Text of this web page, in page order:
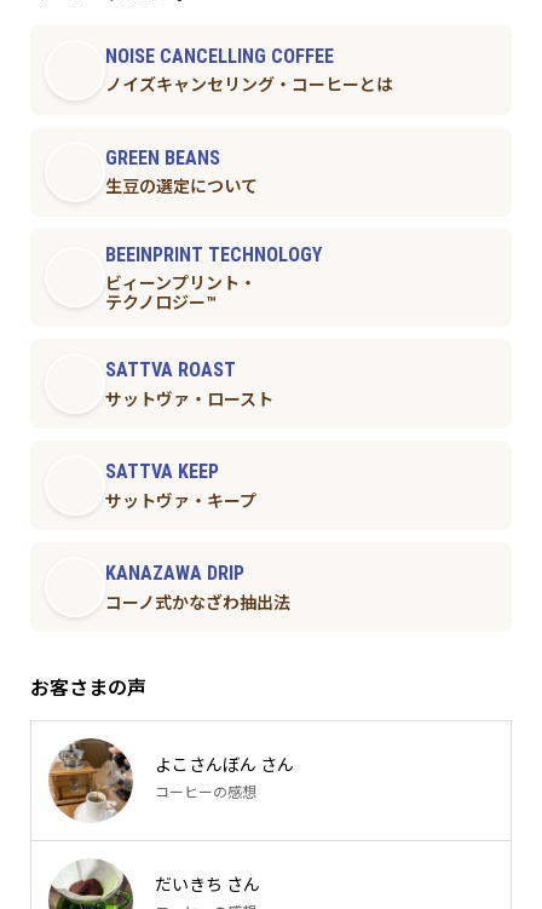
NOISE CANCELLING COFFEE
ノイズキャンセリング・コーヒーとは
GREEN BEANS
生豆の選定について
BEEINPRINT TECHNOLOGY
ビィーンプリント・
テクノロジー™︎
SATTVA ROAST
サットヴァ・ロースト
SATTVA KEEP
サットヴァ・キープ
KANAZAWA DRIP
コーノ式かなざわ抽出法
お客さまの声
よこさんぼん さん
コーヒーの感想
だいきち さん